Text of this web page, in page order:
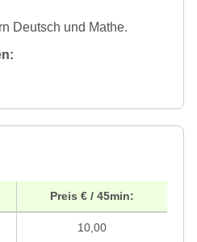
Deutsch und Mathe.
Preis € / 45min:
10,00